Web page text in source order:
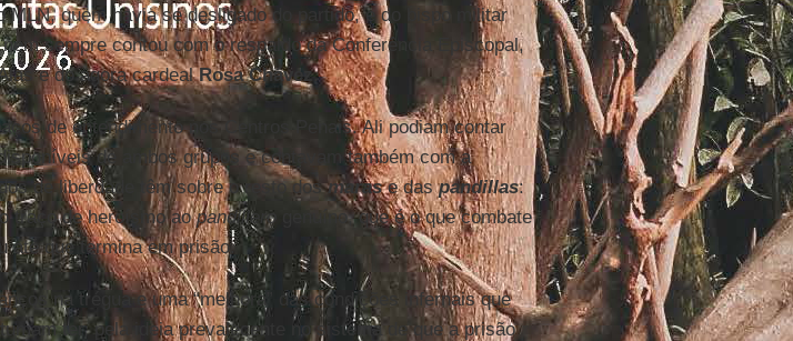
MLN, quem havia se desligado do partido, e do bispo militar
sempre contou com o respaldo da Conferência Episcopal,
e do agora cardealRosa Chávez.
de entendimento nos Centros Penais. Ali podiam contar
de ambos grupos e contavam também com a
de liberdade têm sobre o resto dosmaras e daspandillas:
traço de heroísmo aopandillero
genuíno, que é o que combate
até que termina em prisão.
na trégua e uma “melhora” das condições infernais que
ter, pela ideia prevalecente no sistema de que a prisão